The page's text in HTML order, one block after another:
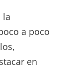
la
a poco
en